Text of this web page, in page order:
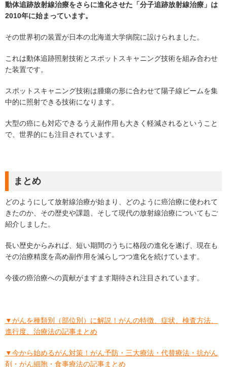
動体追跡放射線治療をさらに進化させた「分子追跡放射線治療」は
2010年に始まっています。
その世界初の装置が日本の北海道大学病院に設けられました。
これは動体追跡照射技術とスポットスキャニング技術を組み合わせ
た装置です。
スポットスキャニング技術は腫瘍の形に合わせて陽子線ビームを集
中的に照射できる技術になります。
大型の癌にも対応できるうえ副作用も大きく軽減されるということ
で、世界的にも注目されています。
まとめ
どのようにして放射線治療が始まり、どのように癌治療に使われて
きたのか、その歴史や課題、そして現代の放射線治療についてもご
紹介しました。
長い歴史からみれば、短い期間のうちに格段の進化を遂げ、現在も
その治療精度を高め副作用を減らしつつ進化を続けています。
今後の癌治療への貢献がますます期待され注目されています。
▼がんを種類別（部位別）に解説！がんの特徴、症状、検査方法、
進行度、治療法の記事まとめ
▼今から始めるがん対策！がん予防・三大療法・代替療法・抗がん
剤・がん細胞・食事療法の記事まとめ